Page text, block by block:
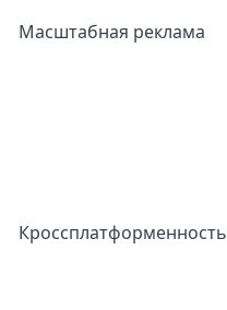
Масштабная реклама
Кроссплатформенность